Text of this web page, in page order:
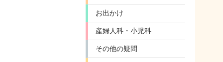
お出かけ
産婦人科・小児科
その他の疑問